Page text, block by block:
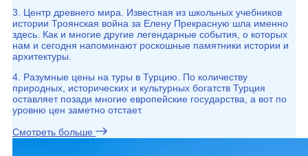
3. Центр древнего мира. Известная из школьных учебников
истории Троянская война за Елену Прекрасную шла именно
здесь. Как и многие другие легендарные события, о которых
нам и сегодня напоминают роскошные памятники истории и
архитектуры.
4. Разумные цены на туры в Турцию. По количеству
природных, исторических и культурных богатств Турция
оставляет позади многие европейские государства, а вот по
уровню цен заметно отстает.
Смотреть больше